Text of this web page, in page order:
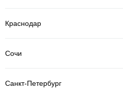
Краснодар
Сочи
Санкт-Петербург